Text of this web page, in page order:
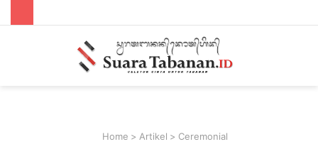
Home > Artikel > Ceremonial